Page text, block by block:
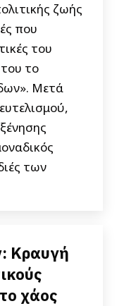
ζωής
που
του
το
Μετά
των
Κραυγή
χάος